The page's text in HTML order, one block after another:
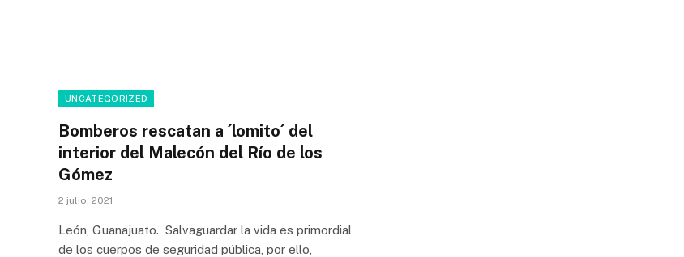
UNCATEGORIZED
Bomberos rescatan a ´lomito´ del
interior del Malecón del Río de los
Gómez
2 julio, 2021
León, Guanajuato. Salvaguardar la vida es primordial
de los cuerpos de seguridad pública, por ello,